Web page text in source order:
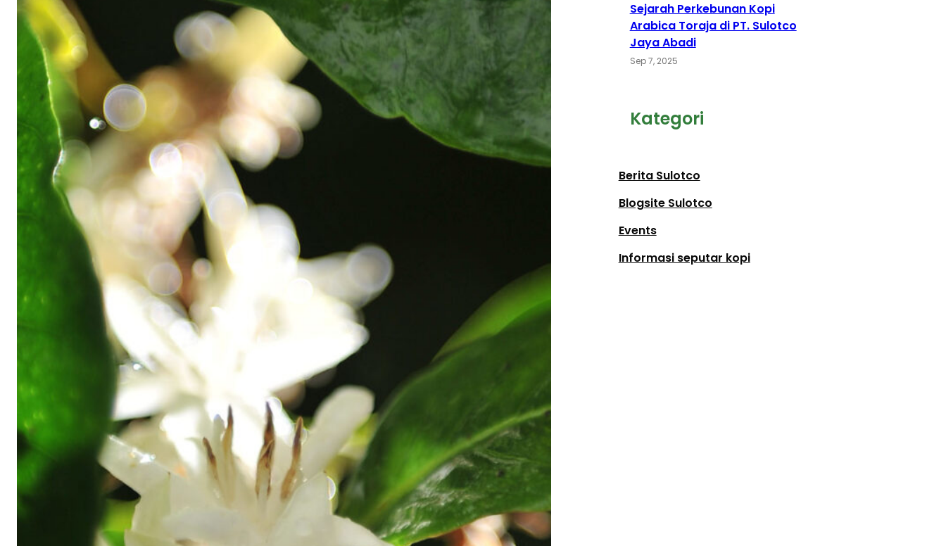
Sejarah Perkebunan Kopi
Arabica Toraja di PT. Sulotco
Jaya Abadi
Sep 7, 2025
Kategori
Berita Sulotco
Blogsite Sulotco
Events
Informasi seputar kopi